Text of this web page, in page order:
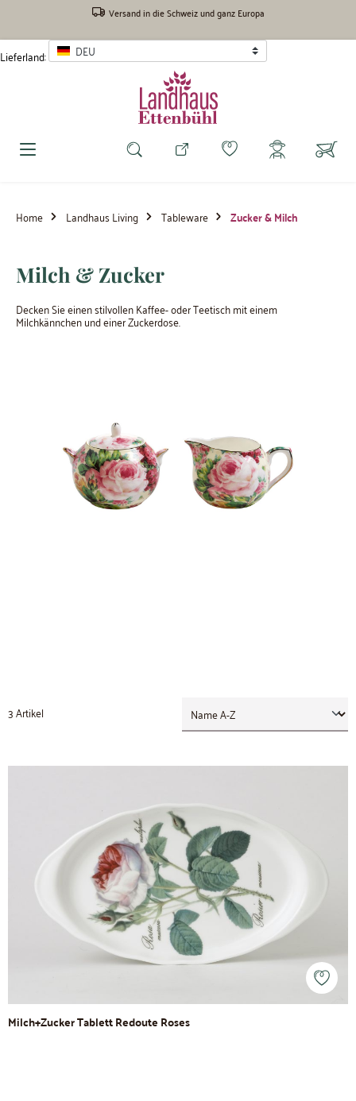
Versand in die Schweiz und ganz Europa
Lieferland: DEU
Home Landhaus Living Tableware Zucker & Milch
Milch & Zucker
Decken Sie einen stilvollen Kaffee- oder Teetisch mit einem
Milchkännchen und einer Zuckerdose.
3 Artikel
Milch+Zucker Tablett Redoute Roses